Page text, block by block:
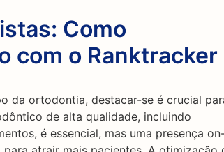
Como
com o Ranktracker
da ortodontia, destacar-se é crucial
de alta qualidade, incluindo
é essencial, mas uma presença